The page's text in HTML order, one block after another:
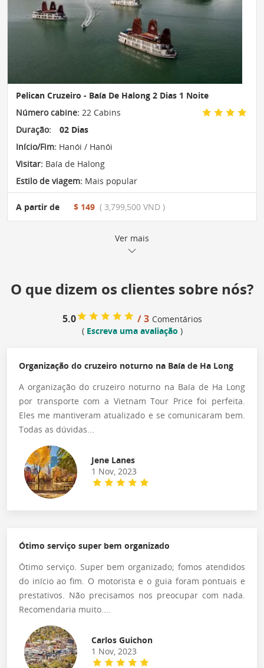
Pelican Cruzeiro - Baía De Halong 2 Dias 1 Noite
Número cabine: 22 Cabins
Duração:
02 Dias
Início/Fim: Hanói / Hanói
Visitar: Baía de Halong
Estilo de viagem: Mais popular
A partir de $ 149 ( 3,799,500 VND )
Ver mais
O que dizem os clientes sobre nós?
5.0 / 3 Comentários
( Escreva uma avaliação )
Organização do cruzeiro noturno na Baía de Ha Long
A organização do cruzeiro noturno na Baía de Ha Long
por transporte com a Vietnam Tour Price foi perfeita.
Eles me mantiveram atualizado e se comunicaram bem.
Todas as dúvidas...
Jene Lanes
1 Nov, 2023
Ótimo serviço super bem organizado
Ótimo serviço. Super bem organizado; fomos atendidos
do início ao fim. O motorista e o guia foram pontuais e
prestativos. Não precisamos nos preocupar com nada.
Recomendaria muito....
Carlos Guichon
1 Nov, 2023